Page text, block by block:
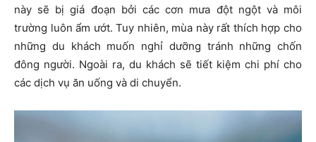
này sẽ bị giá đoạn bởi các cơn mưa đột ngột và môi
trường luôn ẩm ướt. Tuy nhiên, mùa này rất thích hợp cho
những du khách muốn nghỉ dưỡng tránh những chốn
đông người. Ngoài ra, du khách sẽ tiết kiệm chi phí cho
các dịch vụ ăn uống và di chuyển.